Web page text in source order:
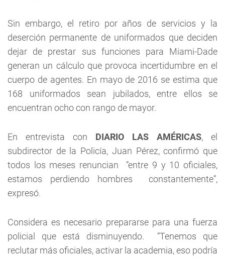
Sin embargo, el retiro por años de servicios y la
deserción permanente de uniformados que deciden
dejar de prestar sus funciones para Miami-Dade
generan un cálculo que provoca incertidumbre en el
cuerpo de agentes. En mayo de 2016 se estima que
168 uniformados sean jubilados, entre ellos se
encuentran ocho con rango de mayor.
En entrevista con DIARIO LAS AMÉRICAS, el
subdirector de la Policía, Juan Pérez, confirmó que
todos los meses renuncian “entre 9 y 10 oficiales,
estamos perdiendo hombres constantemente”,
expresó.
Considera es necesario prepararse para una fuerza
policial que está disminuyendo. “Tenemos que
reclutar más oficiales, activar la academia, eso podría